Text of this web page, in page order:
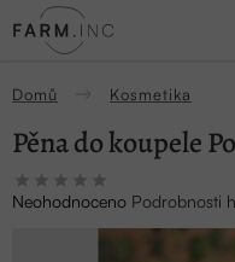
na
Domů Kosmetika
Pěna do koupele
Průměrné
hodnocení
Neohodnoceno Podrobnosti